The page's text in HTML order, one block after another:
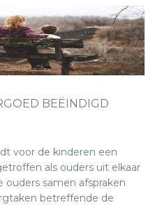
BEËINDIGD
voor de kinderen een
als ouders uit elkaar
ouders samen afspraken
betreffende de